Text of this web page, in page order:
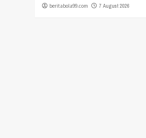
beritabola99.com 7 August 2026